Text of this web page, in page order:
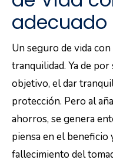
adecuado
Un seguro de vida
tranquilidad. Ya de
objetivo, el dar
protección. Pero al
ahorros, se genera
piensa en el
fallecimiento del